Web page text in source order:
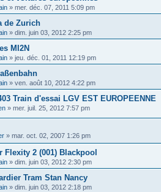
» mer. déc. 07, 2011 5:09 pm
de Zurich
» dim. juin 03, 2012 2:25 pm
MI2N
» jeu. déc. 01, 2011 12:19 pm
» ven. août 10, 2012 4:22 pm
Train d'essai LGV EST EUROPEENNE
» mer. juil. 25, 2012 7:57 pm
» mar. oct. 02, 2007 1:26 pm
Flexity 2 (001) Blackpool
» dim. juin 03, 2012 2:30 pm
Tram Stan Nancy
» dim. juin 03, 2012 2:18 pm